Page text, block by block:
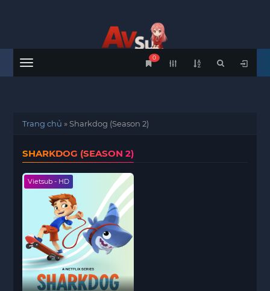
Menu
0
Trang chủ »Sharkdog (Season 2)
SHARKDOG (SEASON 2)
Vietsub - HD